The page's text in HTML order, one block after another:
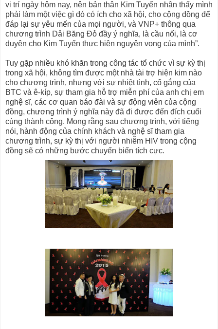
vị trí ngày hôm nay, nên bản thân Kim Tuyến nhận thấy mình
phải làm một việc gì đó có ích cho xã hội, cho cộng đồng để
đáp lại sự yêu mến của mọi người, và VNP+ thông qua
chương trình Dải Băng Đỏ đầy ý nghĩa, là cầu nối, là cơ
duyên cho Kim Tuyến thực hiện nguyện vọng của mình”.
Tuy gặp nhiều khó khăn trong công tác tổ chức vì sự kỳ thị
trong xã hội, không tìm được một nhà tài trợ hiện kim nào
cho chương trình, nhưng với sự nhiệt tình, cố gắng của
BTC và ê-kíp, sự tham gia hỗ trợ miễn phí của anh chị em
nghệ sĩ, các cơ quan báo đài và sự động viên của cộng
đồng, chương trình ý nghĩa này đã đi được đến đích cuối
cùng thành công. Mong rằng sau chương trình, với tiếng
nói, hành động của chính khách và nghệ sĩ tham gia
chương trình, sự kỳ thị với người nhiễm HIV trong cộng
đồng sẽ có những bước chuyển biến tích cực.